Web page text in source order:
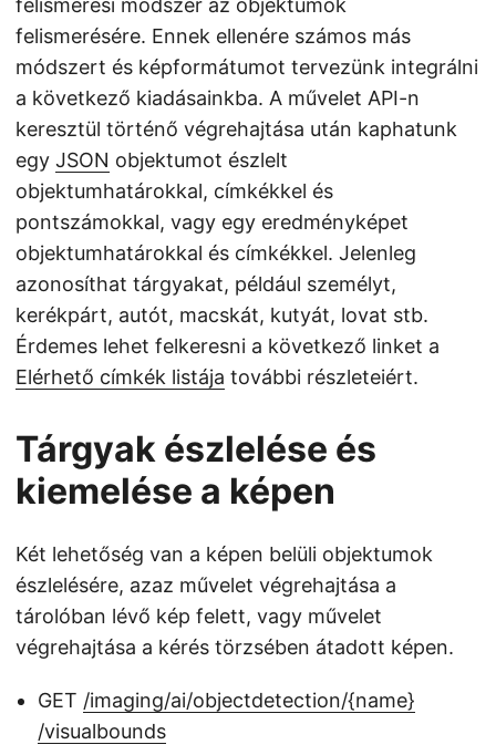
felismerési módszer az objektumok
felismerésére. Ennek ellenére számos más
módszert és képformátumot tervezünk integrálni
a következő kiadásainkba. A művelet API-n
keresztül történő végrehajtása után kaphatunk
egy JSON objektumot észlelt
objektumhatárokkal, címkékkel és
pontszámokkal, vagy egy eredményképet
objektumhatárokkal és címkékkel. Jelenleg
azonosíthat tárgyakat, például személyt,
kerékpárt, autót, macskát, kutyát, lovat stb.
Érdemes lehet felkeresni a következő linket a
Elérhető címkék listája további részleteiért.
Tárgyak észlelése és
kiemelése a képen
Két lehetőség van a képen belüli objektumok
észlelésére, azaz művelet végrehajtása a
tárolóban lévő kép felett, vagy művelet
végrehajtása a kérés törzsében átadott képen.
GET ​ /imaging​/ai​/objectdetection​/{name}​
/visualbounds